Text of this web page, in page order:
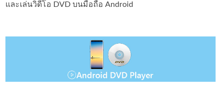
และเล่นวิดีโอ DVD บนมือถือ Android